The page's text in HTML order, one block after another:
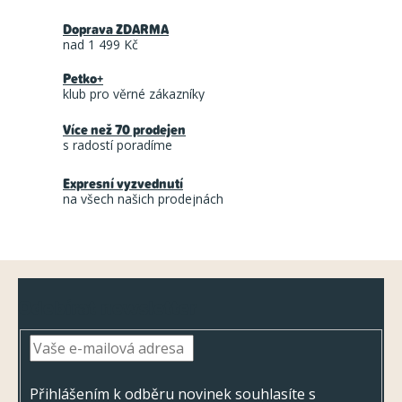
a
c
r
v
y
v
p
s
Doprava ZDARMA
nad 1 499 Kč
Petko+
klub pro věrné zákazníky
Více než 70 prodejen
s radostí poradíme
Expresní vyzvednutí
na všech našich prodejnách
Přihlášením k odběru novinek souhlasíte s